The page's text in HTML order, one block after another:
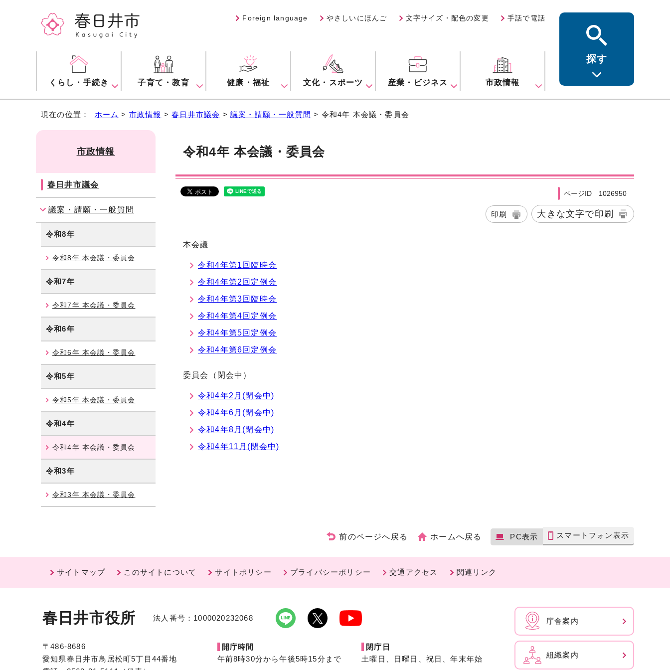
Foreign language やさしいにほんご 文字サイズ・配色の変更 手話で電話
くらし・手続き 子育て・教育 健康・福祉 文化・スポーツ 産業・ビジネス 市政情報
探す
現在の位置： ホーム > 市政情報 >春日井市議会 >議案・請願・一般質問 > 令和4年 本会議・委員会
令和4年 本会議・委員会
ページID 1026950
印刷 大きな文字で印刷
本会議
令和4年第1回臨時会
令和4年第2回定例会
令和4年第3回臨時会
令和4年第4回定例会
令和4年第5回定例会
令和4年第6回定例会
委員会（閉会中）
令和4年2月(閉会中)
令和4年6月(閉会中)
令和4年8月(閉会中)
令和4年11月(閉会中)
市政情報
春日井市議会
議案・請願・一般質問
令和8年
令和8年 本会議・委員会
令和7年
令和7年 本会議・委員会
令和6年
令和6年 本会議・委員会
令和5年
令和5年 本会議・委員会
令和4年
令和4年 本会議・委員会
令和3年
令和3年 本会議・委員会
前のページへ戻る ホームへ戻る PC表示 スマートフォン表示
サイトマップ このサイトについて サイトポリシー プライバシーポリシー 交通アクセス 関連リンク
春日井市役所 法人番号：1000020232068
〒486-8686
愛知県春日井市鳥居松町5丁目44番地
開庁時間
午前8時30分から午後5時15分まで
閉庁日
土曜日、日曜日、祝日、年末年始
庁舎案内
組織案内